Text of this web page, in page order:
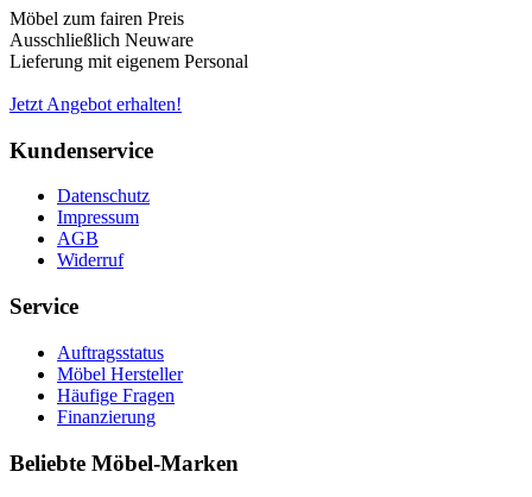
Möbel zum fairen Preis
Ausschließlich Neuware
Lieferung mit eigenem Personal
Jetzt Angebot erhalten!
Kundenservice
Datenschutz
Impressum
AGB
Widerruf
Service
Auftragsstatus
Möbel Hersteller
Häufige Fragen
Finanzierung
Beliebte Möbel-Marken